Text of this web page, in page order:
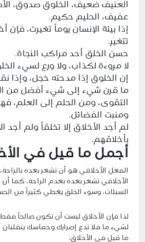
العنيف ضعيف، الخلوق صدوق،
عفيف، الحليم حكيم.
إذا بيئة الإنسان يوماً تغيرت، فإن
تتغير.
حسن الخلق أحد مراكب النجاة.
لا مروءة لكذاب، ولا ورع لسيء
إن الخلوق إذا مدحته خجل، وإذا
ما قرن شيء إلى شيء أفضل من
التقوى، ومن الحلم إلى العلم،
ومنبت الفضائل.
لم أجد الأخلاق إلا تخلقاً ولم أجد
بأخلاقهم.
أجمل ما قيل في
الفعل الأخلاقي هو أن تشعر بعده
الأخلاقي تشعر بعده بعدم الراحة، كما
السيئات، وسوء الخلق يغطي كثيراً من
لذا فإن الأخلاق ليست أن تكون صالحاً
لشيء ما فلا تدع إصرارك وحماسك ينقلبان
ما قيل في الأخلاق: